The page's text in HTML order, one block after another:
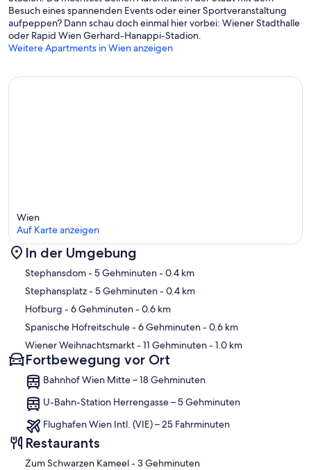
Besuch eines spannenden Events oder einer Sportveranstaltung
aufpeppen? Dann schau doch einmal hier vorbei: Wiener Stadthalle
oder Rapid Wien Gerhard-Hanappi-Stadion.
Weitere Apartments in Wien anzeigen
Karte
Wien
Auf Karte anzeigen
In der Umgebung
Stephansdom- 5 Gehminuten- 0.4 km
Stephansplatz- 5 Gehminuten- 0.4 km
Hofburg - 6 Gehminuten- 0.6 km
Spanische Hofreitschule- 6 Gehminuten- 0.6 km
Wiener Weihnachtsmarkt- 11 Gehminuten- 1.0 km
Fortbewegung vor Ort
Bahnhof Wien Mitte – 18 Gehminuten
U-Bahn-Station Herrengasse – 5 Gehminuten
Flughafen Wien Intl. (VIE) – 25 Fahrminuten
Restaurants
‪Zum Schwarzen Kameel - ‬3 Gehminuten